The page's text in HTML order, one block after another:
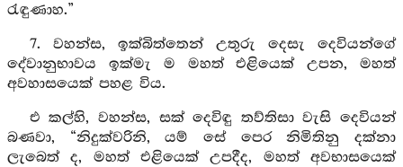
රැඳුණාහ.”
7. වහන්ස, ඉක්බිත්තෙන් උතුරු දෙසැ දෙවියන්ගේ
දේවානුභාවය ඉක්මැ ම මහත් එළියෙක් උපන, මහත්
අවහාසයෙක් පහළ විය.
එ කල්හි, වහන්ස, සක් දෙවිඳු තව්තිසා වැසි දෙවියන්
බණවා, “නිදුක්වරිනි, යම් සේ පෙර නිමිතිනු දක්නා
ලැබෙත් ද, මහත් එළියෙක් උපදීද, මහත් අවභාසයෙක්